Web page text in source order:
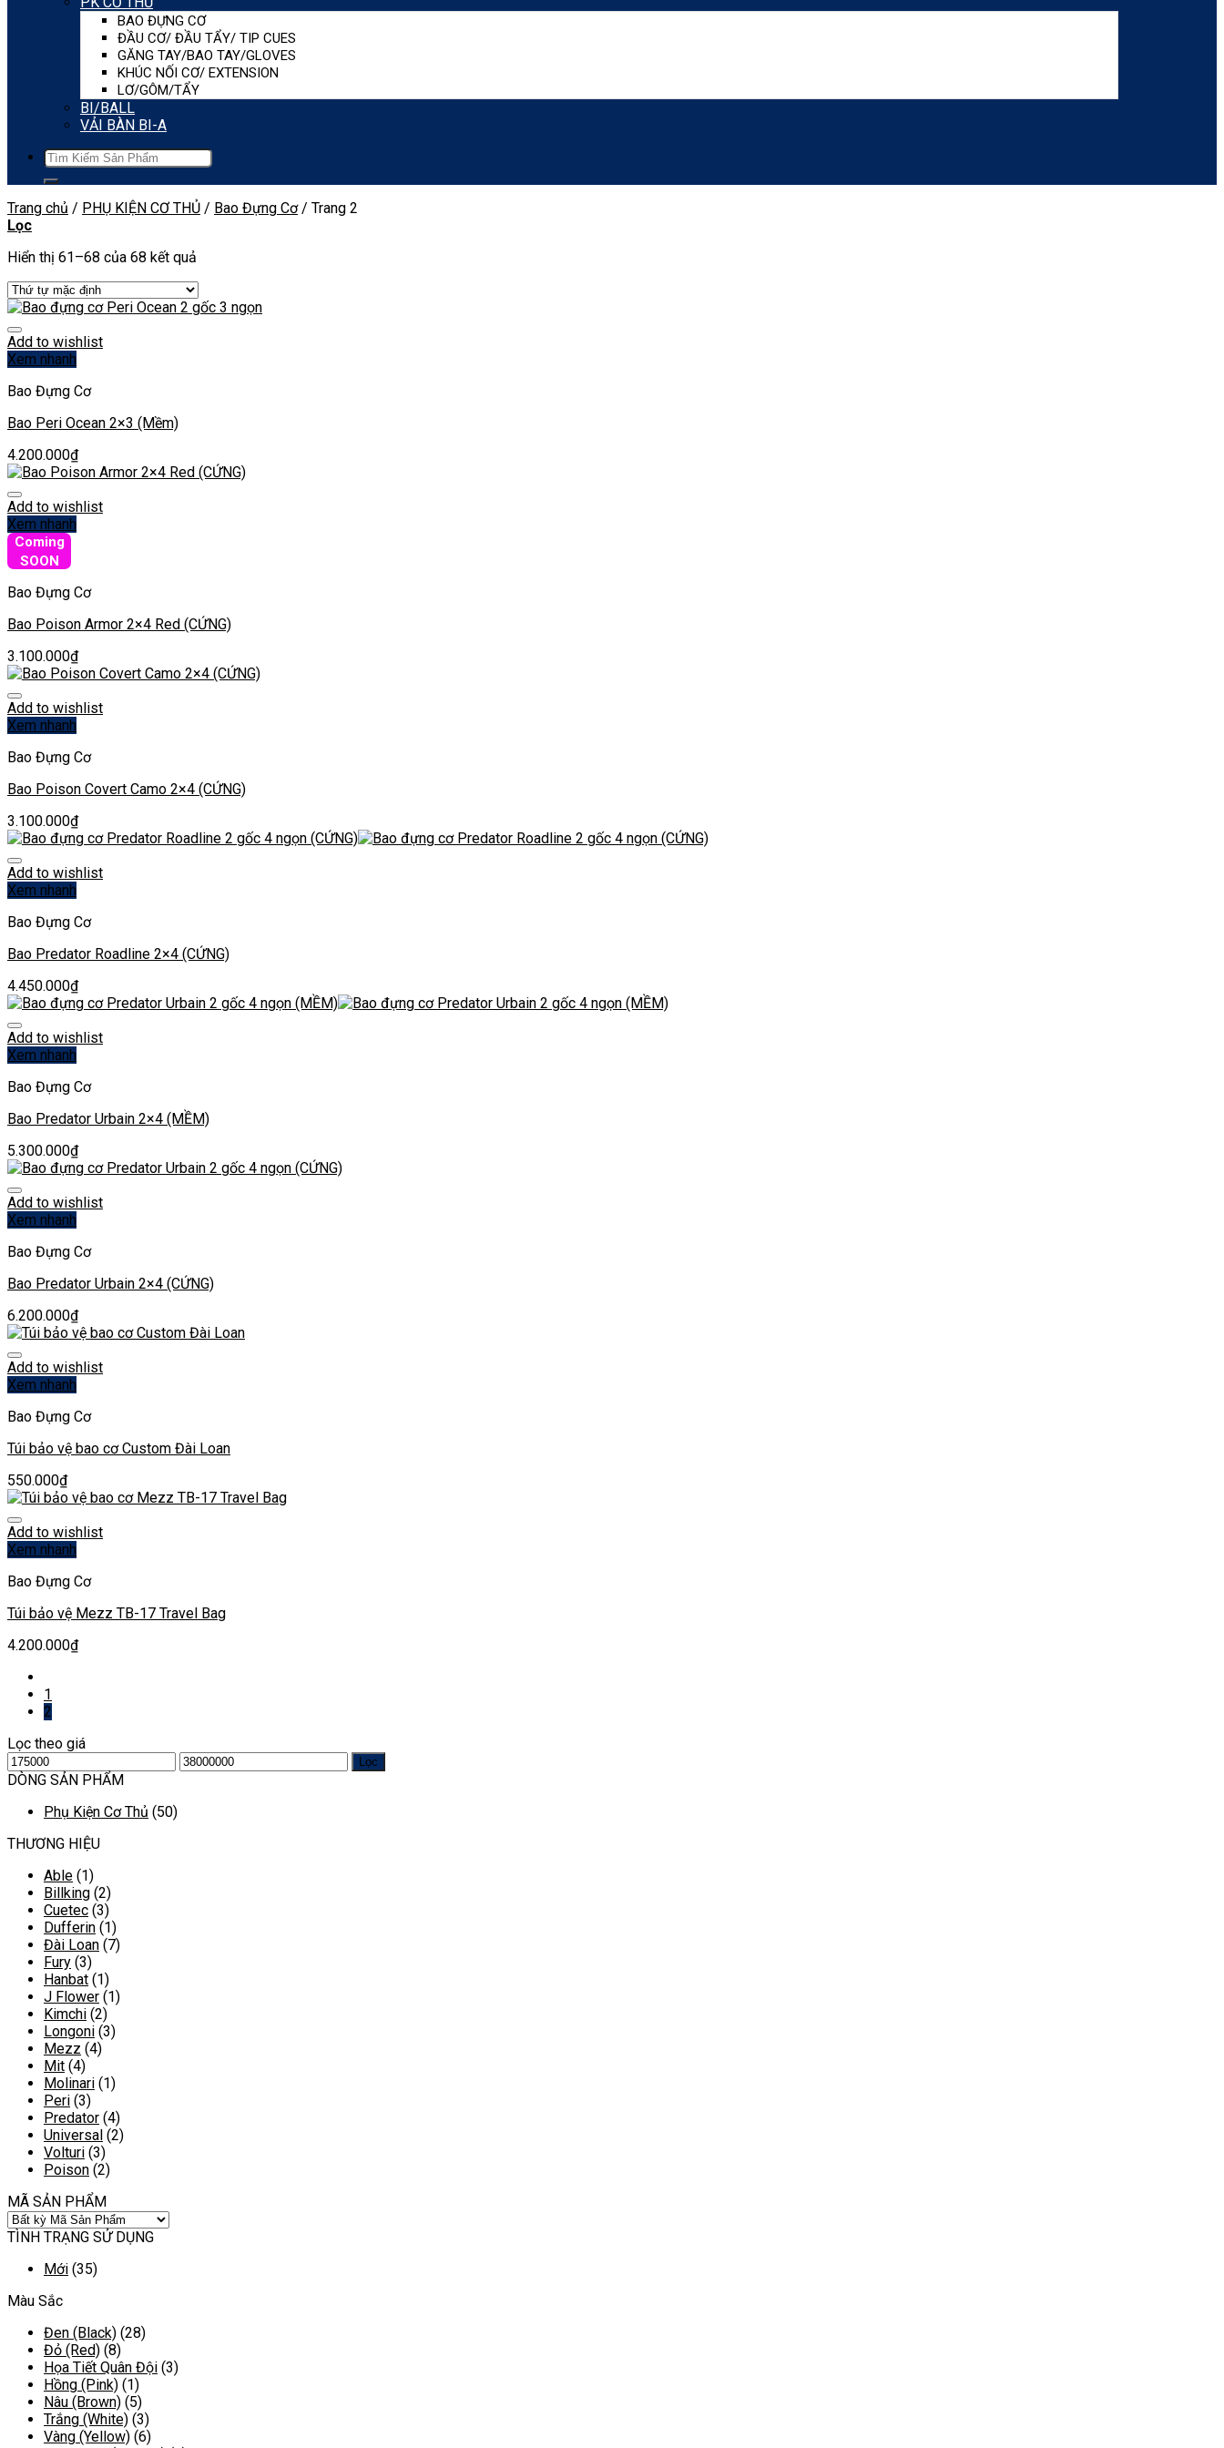
BAO ĐỰNG CƠ
ĐẦU CƠ/ ĐẦU TẨY/ TIP CUES
GĂNG TAY/BAO TAY/GLOVES
KHÚC NỐI CƠ/ EXTENSION
LƠ/GÔM/TẨY
BI/BALL
VẢI BÀN BI-A
Tìm
kiếm:
Trang chủ / PHỤ KIỆN CƠ THỦ / Bao Đựng Cơ / Trang 2
Lọc
Hiển thị 61–68 của 68 kết quả
Add to wishlist
Xem nhanh
Bao Đựng Cơ
Bao Peri Ocean 2×3 (Mềm)
4.200.000₫
Add to wishlist
Xem nhanh
Coming
SOON
Bao Đựng Cơ
Bao Poison Armor 2×4 Red (CỨNG)
3.100.000₫
Add to wishlist
Xem nhanh
Bao Đựng Cơ
Bao Poison Covert Camo 2×4 (CỨNG)
3.100.000₫
Add to wishlist
Xem nhanh
Bao Đựng Cơ
Bao Predator Roadline 2×4 (CỨNG)
4.450.000₫
Add to wishlist
Xem nhanh
Bao Đựng Cơ
Bao Predator Urbain 2×4 (MỀM)
5.300.000₫
Add to wishlist
Xem nhanh
Bao Đựng Cơ
Bao Predator Urbain 2×4 (CỨNG)
6.200.000₫
Add to wishlist
Xem nhanh
Bao Đựng Cơ
Túi bảo vệ bao cơ Custom Đài Loan
550.000₫
Add to wishlist
Xem nhanh
Bao Đựng Cơ
Túi bảo vệ Mezz TB-17 Travel Bag
4.200.000₫
1
2
Lọc theo giá
Giá
thấp
Giá
cao
Lọc
DÒNG SẢN PHẨM
Phụ Kiện Cơ Thủ (50)
THƯƠNG HIỆU
Able (1)
Billking (2)
Cuetec (3)
Dufferin (1)
Đài Loan (7)
Fury (3)
Hanbat (1)
J Flower (1)
Kimchi (2)
Longoni (3)
Mezz (4)
Mit (4)
Molinari (1)
Peri (3)
Predator (4)
Universal (2)
Volturi (3)
Poison (2)
MÃ SẢN PHẨM
TÌNH TRẠNG SỬ DỤNG
Mới (35)
Màu Sắc
Đen (Black) (28)
Đỏ (Red) (8)
Họa Tiết Quân Đội (3)
Hồng (Pink) (1)
Nâu (Brown) (5)
Trắng (White) (3)
Vàng (Yellow) (6)